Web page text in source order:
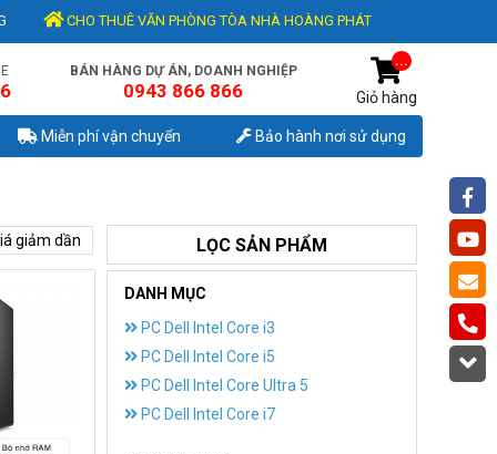
CHO THUÊ VĂN PHÒNG TÒA NHÀ HOÀNG PHÁT
BÁN HÀNG DỰ ÁN, DOANH NGHIỆP
0943 866 866
...
Giỏ hàng
Miễn phí vận chuyển Bảo hành nơi sử dụng
LỌC SẢN PHẨM
DANH MỤC
PC Dell Intel Core i3
PC Dell Intel Core i5
PC Dell Intel Core Ultra 5
PC Dell Intel Core i7
giảm dần